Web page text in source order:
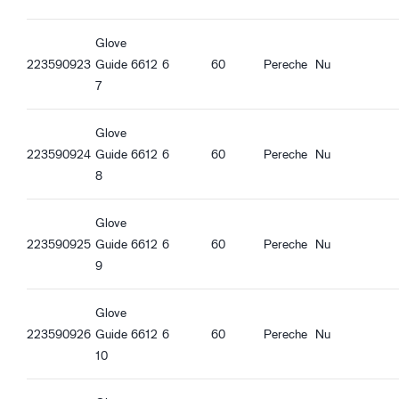
Compatibil REACH
Aprobată pentru utilizarea cu alimente - Toate tipurile de
alimente
Caracteristici ergonomice
Potrivire mulată
Suprafața palmei impermeabilă
Suprafața palmei impermeabilă la ulei
Încheietură tricotată
Funcție Touch screen
Bună aderență în condiții uscate
Bună aderență în condiții umede
Bună aderență la ulei
223590923
Glove
Guide 6612
7
6 60 Pereche Nu
223590924
Glove
Guide 6612
8
6 60 Pereche Nu
223590925
Glove
Guide 6612
9
6 60 Pereche Nu
223590926
Glove
Guide 6612
10
6 60 Pereche Nu